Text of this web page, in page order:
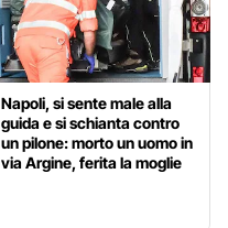
Napoli, si sente male alla
guida e si schianta contro
un pilone: morto un uomo in
via Argine, ferita la moglie